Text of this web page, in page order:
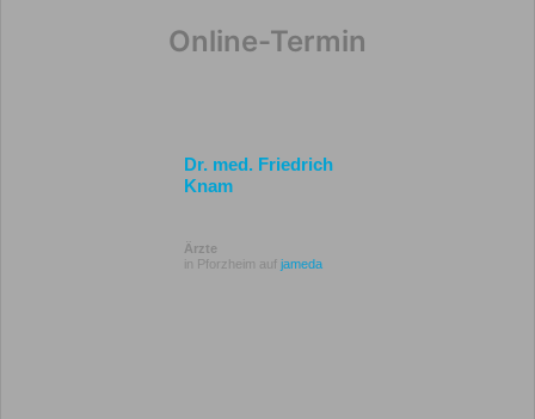
Online-Termin
Dr. med. Friedrich
Knam
Ärzte
in Pforzheim auf jameda